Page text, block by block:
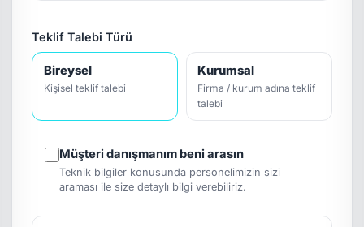
Teklif Talebi Türü
Bireysel
Kişisel teklif talebi
Kurumsal
Firma / kurum adına teklif
talebi
Müşteri danışmanım beni arasın
Teknik bilgiler konusunda personelimizin sizi
araması ile size detaylı bilgi verebiliriz.